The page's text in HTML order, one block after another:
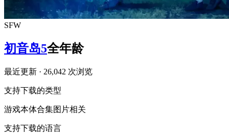
SFW
初音岛5全年龄
最近更新 · 26,042 次浏览
支持下载的类型
游戏本体合集图片相关
支持下载的语言